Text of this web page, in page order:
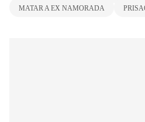
MATAR A EX NAMORADA